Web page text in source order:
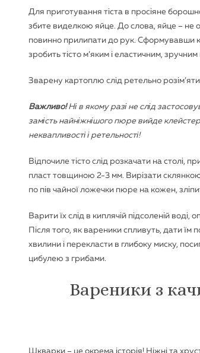
Для приготування тіста в просіяне
збите виделкою яйце. До слова, яйце – не
повинно прилипати до рук. Сформувавши
зробить тісто м’яким і еластичним, зручним
Зварену картоплю слід ретельно
Важливо!Ні в якому разі не слід
замість найніжнішого пюре вийде
неквапливості і ретельності!
Відпочиле тісто слід розкачати на столі,
пласт товщиною 2-3 мм. Вирізати
по пів чайної ложечки пюре на кожен,
Варити їх слід в киплячій підсоленій воді,
Після того, як вареники спливуть, дати їм
хвилини і перекласти в глибоку миску,
цибулею з грибами.
Вареники з
Шкварки – це окрема історія! Ніжні та